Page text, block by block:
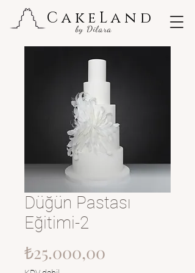
CakeLand
by Dilara
Düğün Pastası
Eğitimi-2
₺25.000,00